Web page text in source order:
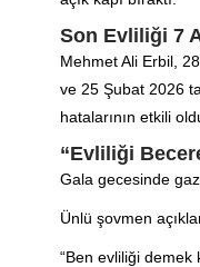
Son Evliliği 7
Mehmet Ali Erbil,
ve 25 Şubat 2026
hatalarının etkili
“Evliliği
Gala gecesinde
Ünlü şovmen
“Ben evliliği